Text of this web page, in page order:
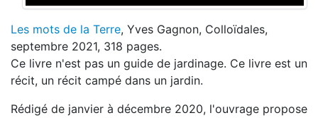
Les mots de la Terre, Yves Gagnon, Colloïdales,
septembre 2021, 318 pages.
Ce livre n'est pas un guide de jardinage. Ce livre est un
récit, un récit campé dans un jardin.
Rédigé de janvier à décembre 2020, l'ouvrage propose